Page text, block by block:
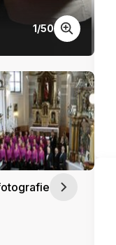
1/50